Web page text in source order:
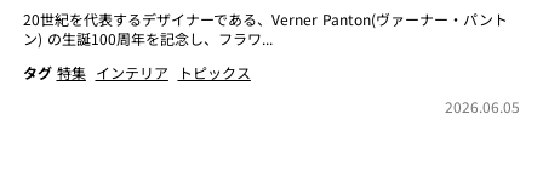
20世紀を代表するデザイナーである、Verner Panton(ヴァーナー・パント
ン) の生誕100周年を記念し、フラワ...
タグ 特集 インテリア
トピックス
2026.06.05